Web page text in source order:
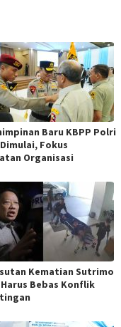
Baru KBPP Polri
Fokus
Organisasi
Kematian Sutrimo
Bebas Konflik